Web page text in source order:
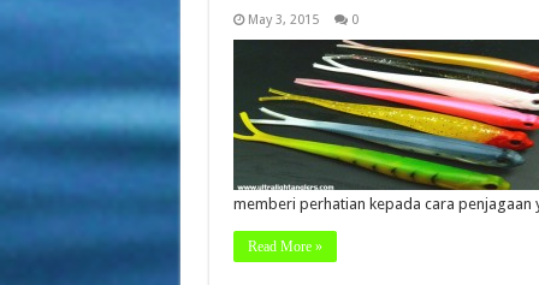
May 3, 2015 0
memberi perhatian kepada cara penjagaan
Read More »